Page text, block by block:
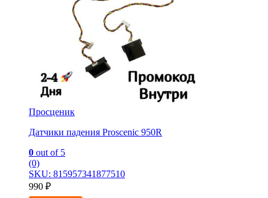
Просценик
Датчики падения Proscenic 950R
0 out of 5
(0)
SKU: 815957341877510
990 ₽